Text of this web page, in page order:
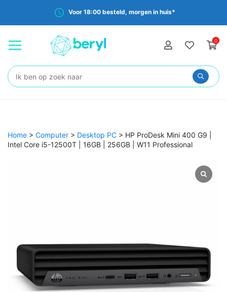
Voor 18:00 besteld, morgen in huis*
0
Zoeken:
Home > Computer > Desktop PC > HP ProDesk Mini 400 G9 |
Intel Core i5-12500T | 16GB | 256GB | W11 Professional